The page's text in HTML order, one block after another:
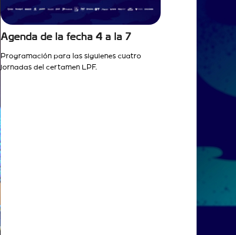
Agenda de la fecha 4 a la 7
Programación para las siguienes cuatro
jornadas del certamen LPF.